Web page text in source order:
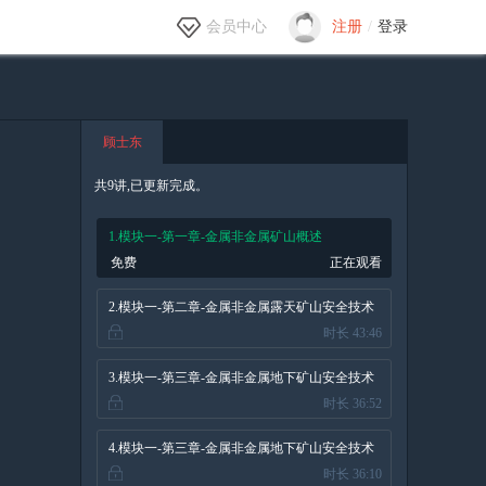
会员中心 注册 / 登录
顾士东
共9讲,已更新完成。
1.模块一-第一章-金属非金属矿山概述
免费
正在观看
2.模块一-第二章-金属非金属露天矿山安全技术
时长 43:46
3.模块一-第三章-金属非金属地下矿山安全技术
（一）
时长 36:52
4.模块一-第三章-金属非金属地下矿山安全技术
（二）
时长 36:10